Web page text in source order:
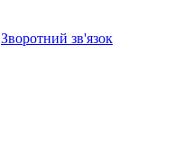
Зворотний зв'язок